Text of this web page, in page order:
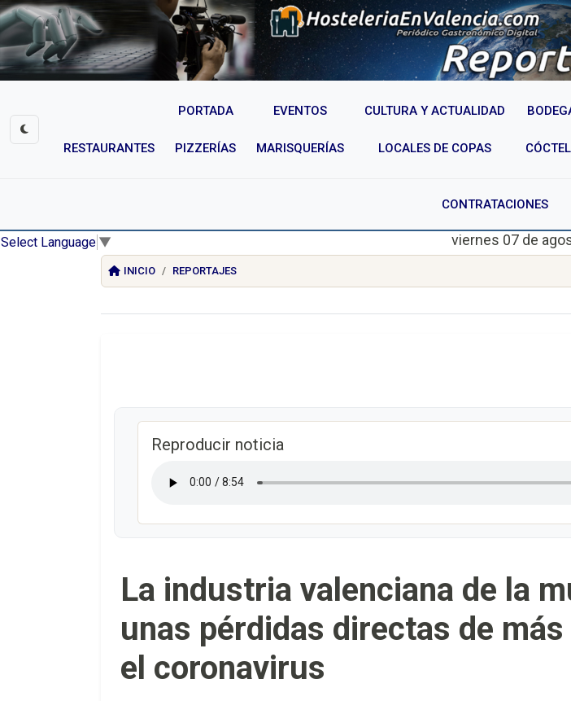
PORTADA EVENTOS CULTURA Y ACTUALIDAD
RESTAURANTES PIZZERÍAS MARISQUERÍAS LOCALES DE COPAS
CONTRATACIONES
Select Language ▼ viernes 07 de
INICIO REPORTAJES
Reproducir noticia
La industria valenciana de la
unas pérdidas directas de
el coronavirus